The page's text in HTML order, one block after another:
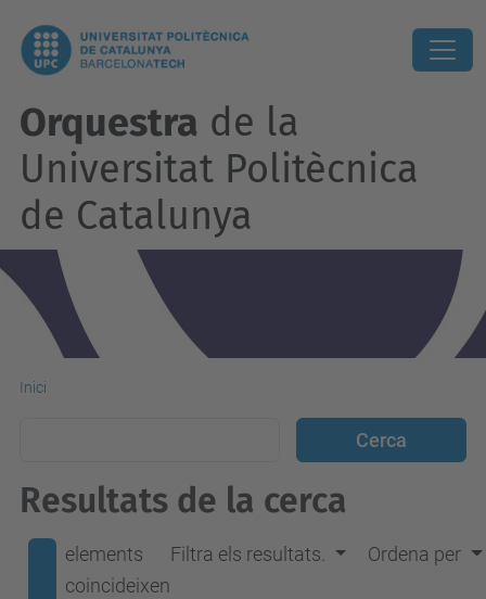
Orquestra de la
Universitat Politècnica
de Catalunya
Inici
Resultats de la cerca
elements
coincideixen
Filtra els resultats. Ordena per